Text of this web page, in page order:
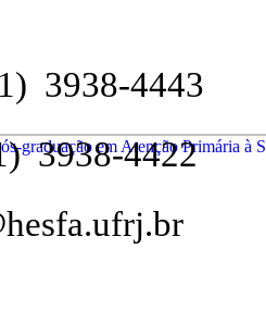
3938-4443
4422